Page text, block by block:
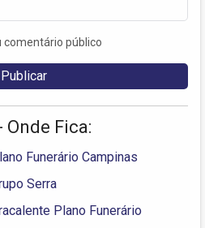
comentário público
Fica:
Funerário Campinas
Serra
Plano Funerário